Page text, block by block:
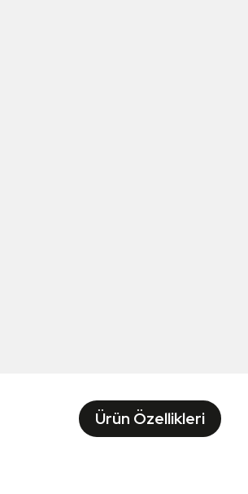
Ürün Özellikleri